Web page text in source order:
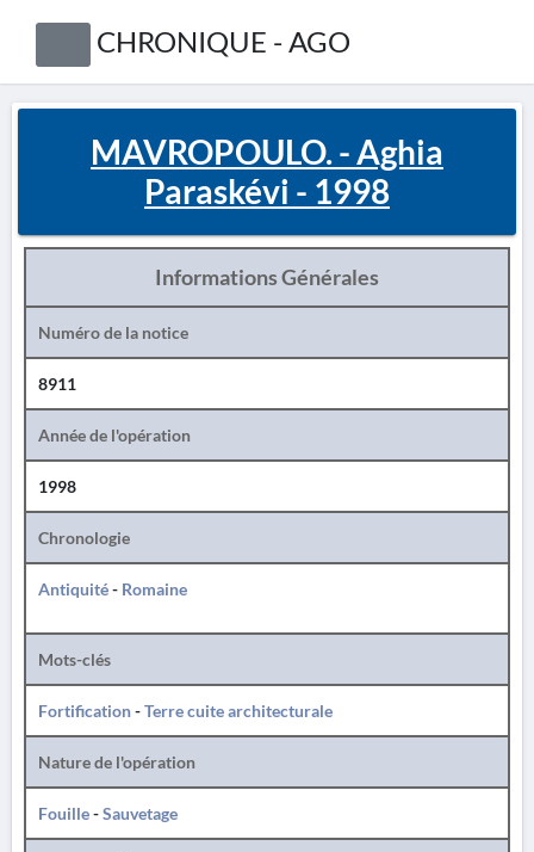
CHRONIQUE - AGO
MAVROPOULO. - Aghia
Paraskévi - 1998
Informations Générales
Numéro de la notice
8911
Année de l'opération
1998
Chronologie
Antiquité- Romaine
Mots-clés
Fortification-Terre cuite architecturale
Nature de l'opération
Fouille-Sauvetage